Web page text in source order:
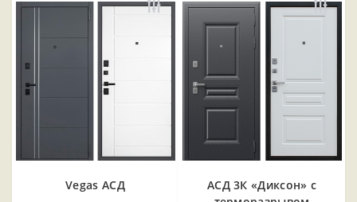
Vegas АСД
АСД 3К «Диксон» с